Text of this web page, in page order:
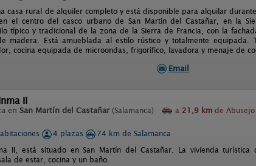
casa rural de alquiler completo y está disponible para alquilar
el centro del casco urbano de San Martín del Castañar, en la
típico y tradicional de la zona de la Sierra de Francia, con la
madera. Está amueblada al estilo rústico y totalmente equipada.
cocina equipada de microondas, frigorífico, lavadora y menaje de
Email
II
en San Martín del Castañar (Salamanca) a 21,9 km de Abusejo
4 plazas
74 km de Salamanca
II, está situado en San Martín del Castañar. La vivienda
de estar, cocina y un baño.